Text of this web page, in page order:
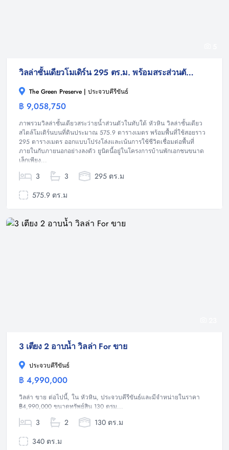
วิลล่าชั้นเดียวโมเดิร์น 295 ตร.ม. พร้อมสระส่วนตัว ในทำเลทับใต้ หัวหิน
The Green Preserve | ประจวบคีรีขันธ์
฿ 9,058,750
ภาพรวมวิลล่าชั้นเดียวสระว่ายน้ำส่วนตัวในทับใต้ หัวหิน วิลล่าชั้นเดียว
สไตล์โมเดิร์นบนที่ดินประมาณ 575.9 ตารางเมตร พร้อมพื้นที่ใช้สอยราว
295 ตารางเมตร ออกแบบโปร่งโล่งและเน้นการใช้ชีวิตเชื่อมต่อพื้นที่
ภายในกับภายนอกอย่างลงตัว ยูนิตนี้อยู่ในโครงการบ้านพักเอกชนขนาด
เล็กเพียง...
3 3
295 ตร.ม
575.9 ตร.ม
3 เตียง 2 อาบน้ำ วิลล่า For ขาย
ประจวบคีรีขันธ์
฿ 4,990,000
วิลล่า ขาย ต่อไปนี้, ใน หัวหิน, ประจวบคีรีขันธ์และมีจำหน่ายในราคา
฿4,990,000 ขนาดทรัพย์สิน 130 ตรม...
3 2
130 ตร.ม
340 ตร.ม